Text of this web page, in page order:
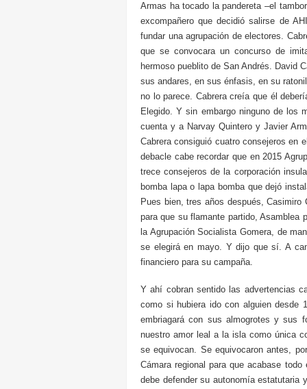
Armas ha tocado la pandereta –el
excompañero que decidió salirse de
fundar una agrupación de electores.
que se convocara un concurso de
hermoso pueblito de San Andrés. David
sus andares, en sus énfasis, en su
no lo parece. Cabrera creía que él
Elegido. Y sin embargo ninguno de los
cuenta y a Narvay Quintero y Javier
Cabrera consiguió cuatro consejeros en
debacle cabe recordar que en 2015
trece consejeros de la corporación
bomba lapa o lapa bomba que dejó
Pues bien, tres años después,
para que su flamante partido, Asamblea
la Agrupación Socialista Gomera, de
se elegirá en mayo. Y dijo que sí. A
financiero para su campaña.
Y ahí cobran sentido las advertencias
como si hubiera ido con alguien desde
embriagará con sus almogrotes y sus
nuestro amor leal a la isla como única
se equivocan. Se equivocaron antes,
Cámara regional para que acabase
debe defender su autonomía estatutaria